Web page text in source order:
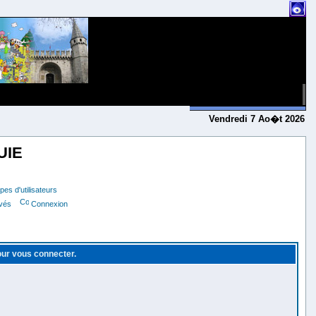
Vendredi 7 Ao�t 2026
d'utilisateurs
Connexion
vous connecter.